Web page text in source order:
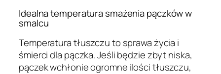
Idealna temperatura smażenia pączków w
smalcu
Temperatura tłuszczu to sprawa życia i
śmierci dla pączka. Jeśli będzie zbyt niska,
pączek wchłonie ogromne ilości tłuszczu,